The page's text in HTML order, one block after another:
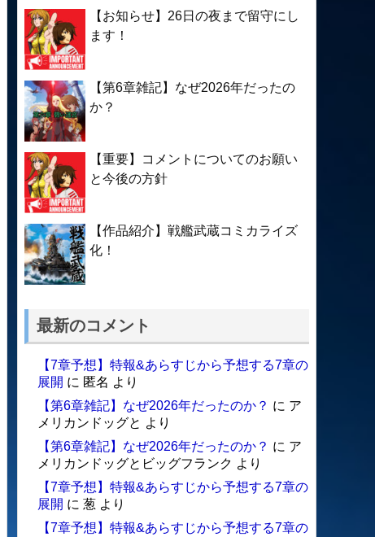
【お知らせ】26日の夜まで留守にし
ます！
【第6章雑記】なぜ2026年だったの
か？
【重要】コメントについてのお願い
と今後の方針
【作品紹介】戦艦武蔵コミカライズ
化！
最新のコメント
【7章予想】特報&あらすじから予想する7章の
展開 に 匿名 より
【第6章雑記】なぜ2026年だったのか？ に ア
メリカンドッグと より
【第6章雑記】なぜ2026年だったのか？ に ア
メリカンドッグとビッグフランク より
【7章予想】特報&あらすじから予想する7章の
展開 に 葱 より
【7章予想】特報&あらすじから予想する7章の